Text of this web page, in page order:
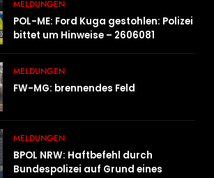
MELDUNGEN
POL-ME: Ford Kuga gestohlen: Polizei
bittet um Hinweise – 2606081
MELDUNGEN
FW-MG: brennendes Feld
MELDUNGEN
BPOL NRW: Haftbefehl durch
Bundespolizei auf Grund eines